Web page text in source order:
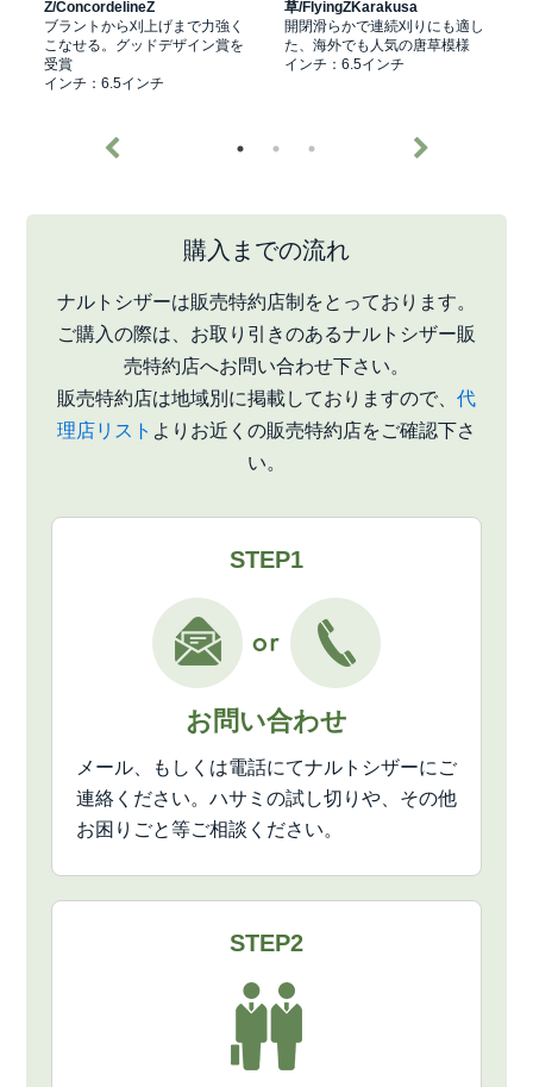
Z/ConcordelineZ
ブラントから刈上げまで力強く
こなせる。グッドデザイン賞を
受賞
インチ：6.5インチ
草/FlyingZKarakusa
開閉滑らかで連続刈りにも適し
た、海外でも人気の唐草模様
インチ：6.5インチ
購入までの流れ
ナルトシザーは販売特約店制をとっております。
ご購入の際は、お取り引きのあるナルトシザー販
売特約店へお問い合わせ下さい。
販売特約店は地域別に掲載しておりますので、 代
理店リスト よりお近くの販売特約店をご確認下さ
い。
STEP1
お問い合わせ
メール、もしくは電話にてナルトシザーにご
連絡ください。ハサミの試し切りや、その他
お困りごと等ご相談ください。
STEP2